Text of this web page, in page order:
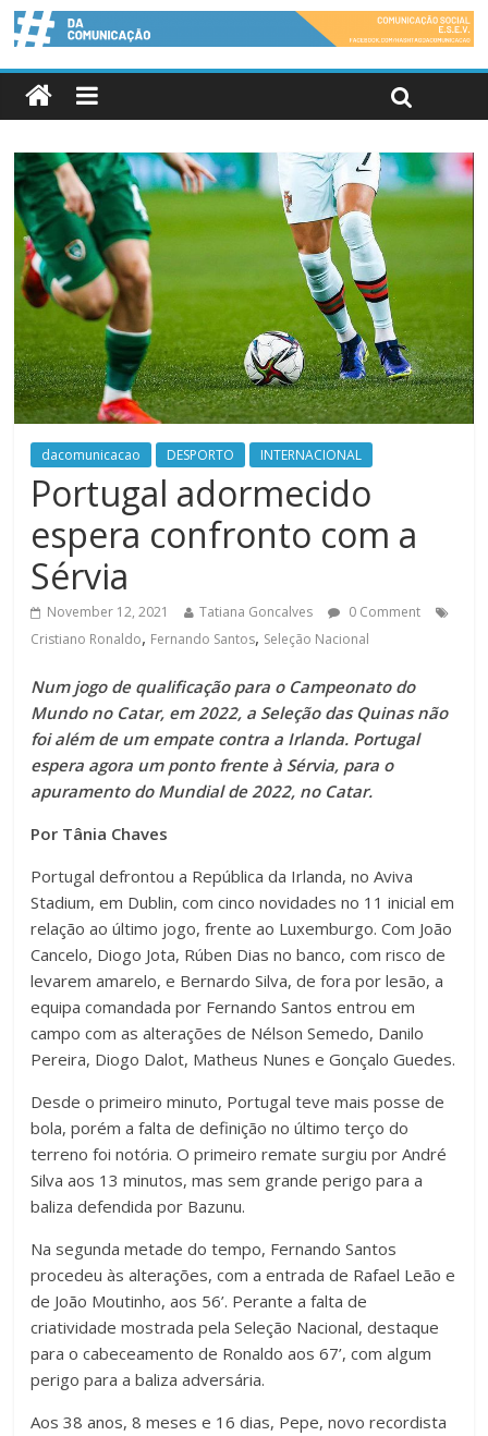
dacomunicacao DESPORTO INTERNACIONAL
Portugal adormecido
espera confronto com a
Sérvia
November 12, 2021 Tatiana Goncalves
0 Comment
Cristiano Ronaldo, Fernando Santos, Seleção Nacional
Num jogo de qualificação para o Campeonato do
Mundo no Catar, em 2022, a Seleção das Quinas não
foi além de um empate contra a Irlanda. Portugal
espera agora um ponto frente à Sérvia, para o
apuramento do Mundial de 2022, no Catar.
Por Tânia Chaves
Portugal defrontou a República da Irlanda, no Aviva
Stadium, em Dublin, com cinco novidades no 11 inicial em
relação ao último jogo, frente ao Luxemburgo. Com João
Cancelo, Diogo Jota, Rúben Dias no banco, com risco de
levarem amarelo, e Bernardo Silva, de fora por lesão, a
equipa comandada por Fernando Santos entrou em
campo com as alterações de Nélson Semedo, Danilo
Pereira, Diogo Dalot, Matheus Nunes e Gonçalo Guedes.
Desde o primeiro minuto, Portugal teve mais posse de
bola, porém a falta de definição no último terço do
terreno foi notória. O primeiro remate surgiu por André
Silva aos 13 minutos, mas sem grande perigo para a
baliza defendida por Bazunu.
Na segunda metade do tempo, Fernando Santos
procedeu às alterações, com a entrada de Rafael Leão e
de João Moutinho, aos 56’. Perante a falta de
criatividade mostrada pela Seleção Nacional, destaque
para o cabeceamento de Ronaldo aos 67’, com algum
perigo para a baliza adversária.
Aos 38 anos, 8 meses e 16 dias, Pepe, novo recordista